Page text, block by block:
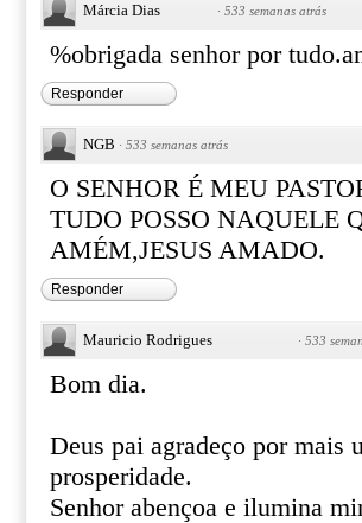
Márcia Dias · 533 semanas atrás
%obrigada senhor por
Responder
NGB · 533 semanas atrás
O SENHOR É MEU
TUDO POSSO NAQUELE
AMÉM,JESUS AMADO.
Responder
Mauricio Rodrigues · 533
Bom dia.
Deus pai agradeço por mais
prosperidade.
Senhor abençoa e ilumina